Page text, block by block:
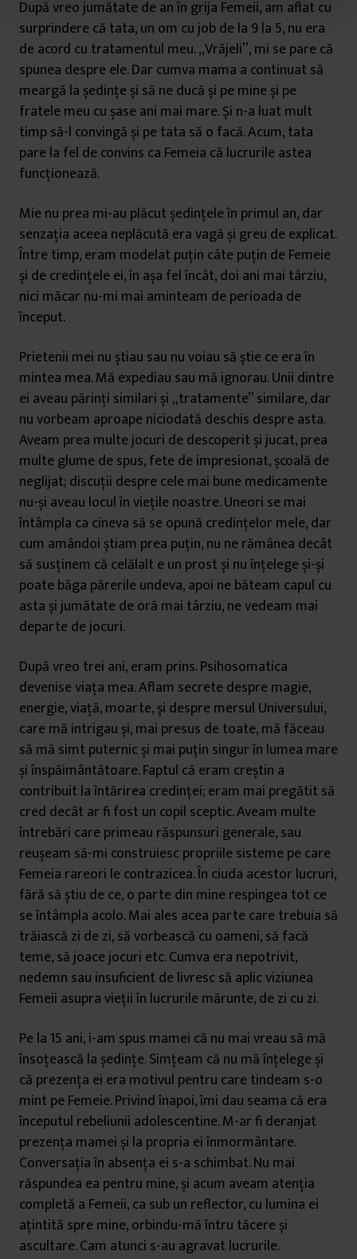
După vreo jumătate de an în grija Femeii, am aflat cu
surprindere că tata, un om cu job de la 9 la 5, nu era
de acord cu tratamentul meu. „Vrăjeli”, mi se pare că
spunea despre ele. Dar cumva mama a continuat să
meargă la ședințe și să ne ducă și pe mine și pe
fratele meu cu șase ani mai mare. Și n-a luat mult
timp să-l convingă și pe tata să o facă. Acum, tata
pare la fel de convins ca Femeia că lucrurile astea
funcționează.
Mie nu prea mi-au plăcut ședințele în primul an, dar
senzația aceea neplăcută era vagă și greu de explicat.
Între timp, eram modelat puțin câte puțin de Femeie
și de credințele ei, în așa fel încât, doi ani mai târziu,
nici măcar nu-mi mai aminteam de perioada de
început.
Prietenii mei nu știau sau nu voiau să știe ce era în
mintea mea. Mă expediau sau mă ignorau. Unii dintre
ei aveau părinți similari și „tratamente” similare, dar
nu vorbeam aproape niciodată deschis despre asta.
Aveam prea multe jocuri de descoperit și jucat, prea
multe glume de spus, fete de impresionat, școală de
neglijat; discuții despre cele mai bune medicamente
nu-și aveau locul în viețile noastre. Uneori se mai
întâmpla ca cineva să se opună credințelor mele, dar
cum amândoi știam prea puțin, nu ne rămânea decât
să susținem că celălalt e un prost și nu înțelege și-și
poate băga părerile undeva, apoi ne băteam capul cu
asta și jumătate de oră mai târziu, ne vedeam mai
departe de jocuri.
După vreo trei ani, eram prins. Psihosomatica
devenise viața mea. Aflam secrete despre magie,
energie, viață, moarte, și despre mersul Universului,
care mă intrigau și, mai presus de toate, mă făceau
să mă simt puternic și mai puțin singur în lumea mare
și înspăimântătoare. Faptul că eram creștin a
contribuit la întărirea credinței; eram mai pregătit să
cred decât ar fi fost un copil sceptic. Aveam multe
întrebări care primeau răspunsuri generale, sau
reușeam să-mi construiesc propriile sisteme pe care
Femeia rareori le contrazicea. În ciuda acestor lucruri,
fără să știu de ce, o parte din mine respingea tot ce
se întâmpla acolo. Mai ales acea parte care trebuia să
trăiască zi de zi, să vorbească cu oameni, să facă
teme, să joace jocuri etc. Cumva era nepotrivit,
nedemn sau insuficient de livresc să aplic viziunea
Femeii asupra vieții în lucrurile mărunte, de zi cu zi.
Pe la 15 ani, i-am spus mamei că nu mai vreau să mă
însoțească la ședințe. Simțeam că nu mă înțelege și
că prezența ei era motivul pentru care tindeam s-o
mint pe Femeie. Privind înapoi, îmi dau seama că era
începutul rebeliunii adolescentine. M-ar fi deranjat
prezența mamei și la propria ei înmormântare.
Conversația în absența ei s-a schimbat. Nu mai
răspundea ea pentru mine, și acum aveam atenția
completă a Femeii, ca sub un reflector, cu lumina ei
ațintită spre mine, orbindu-mă întru tăcere și
ascultare. Cam atunci s-au agravat lucrurile.